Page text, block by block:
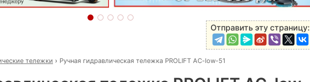
Отправить эту страницу:
тележки › Ручная гидравлическая тележка PROLIFT AC-low-51